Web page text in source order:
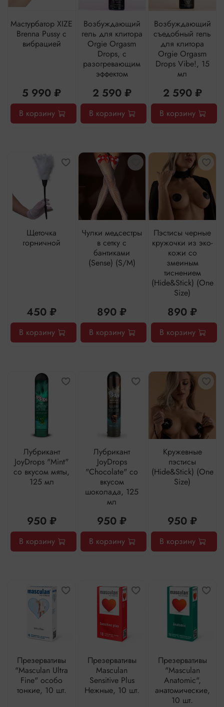
Мастурбатор XIZE
Brenna Pussy с
вибрацией
5 990 ₽
В корзину
Возбуждающий
гель для клитора
Orgie Orgasm
Drops, с
разогревающим
эффектом
2 590 ₽
В корзину
Возбуждающий
съедобный гель
для клитора
Orgie Orgasm
Drops Vibe!, 15
мл
2 590 ₽
В корзину
Щеточка
горничной
450 ₽
В корзину
Чулки медсестры
в сетку с
бантиками
(Sense) (S/M)
890 ₽
В корзину
Пэстисы черные
кружочки из эко-
кожи со
змеиным
тиснением
(Hide&Stick) (One
Size)
890 ₽
В корзину
Лубрикант
JoyDrops "Mint"
со вкусом мяты,
125 мл
950 ₽
В корзину
Лубрикант
JoyDrops
"Chocolate" со
вкусом
шоколада, 125
мл
950 ₽
В корзину
Кружевные
пэстисы
(Hide&Stick) (One
Size)
950 ₽
В корзину
Презервативы
"Masculan Ultra
Fine" особо
тонкие, 10 шт.
Презервативы
Masculan
Sensitive Plus
Нежные, 10 шт.
Презервативы
"Masculan
Anatomic",
анатомические,
10 шт.